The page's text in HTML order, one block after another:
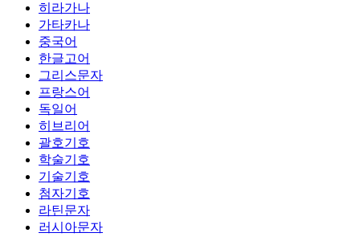
히라가나
가타카나
중국어
한글고어
그리스문자
프랑스어
독일어
히브리어
괄호기호
학술기호
기술기호
첨자기호
라틴문자
러시아문자